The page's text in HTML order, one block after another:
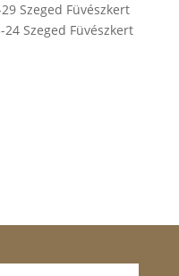
Szeged Füvészkert
Szeged Füvészkert